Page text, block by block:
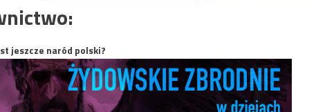
jeszcze naród polski?